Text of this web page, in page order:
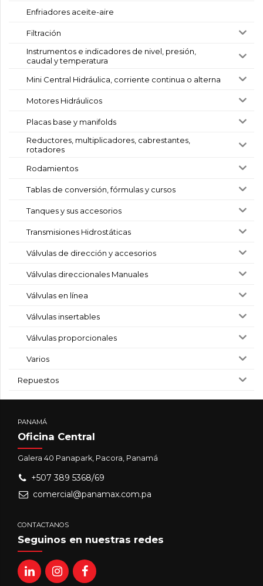
Enfriadores aceite-aire
Filtración
Instrumentos e indicadores de nivel, presión,
caudal y temperatura
Mini Central Hidráulica, corriente continua o alterna
Motores Hidráulicos
Placas base y manifolds
Reductores, multiplicadores, cabrestantes,
rotadores
Rodamientos
Tablas de conversión, fórmulas y cursos
Tanques y sus accesorios
Transmisiones Hidrostáticas
Válvulas de dirección y accesorios
Válvulas direccionales Manuales
Válvulas en línea
Válvulas insertables
Válvulas proporcionales
Varios
Repuestos
PANAMÁ
Oficina Central
Galera 40 Panapark, Pacora, Panamá
+507 389 5368/69
comercial@panamax.com.pa
CONTACTANOS
Seguinos en nuestras redes